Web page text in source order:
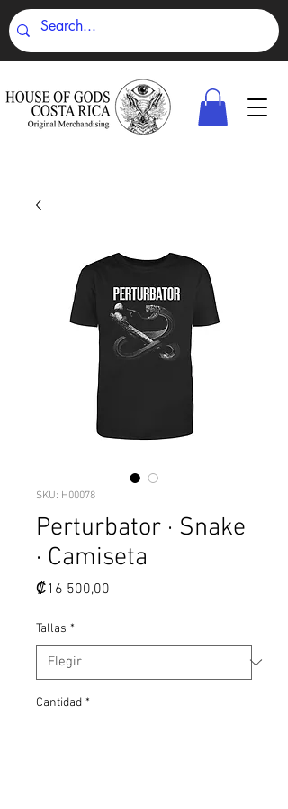
SKU: H00078
Perturbator · Snake
· Camiseta
₡16 500,00
Tallas *
Cantidad *